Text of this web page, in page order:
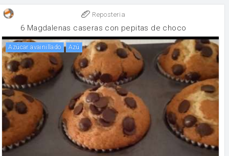
Reposteria
6 Magdalenas caseras con pepitas de choco
Azúcar avainillado Azú